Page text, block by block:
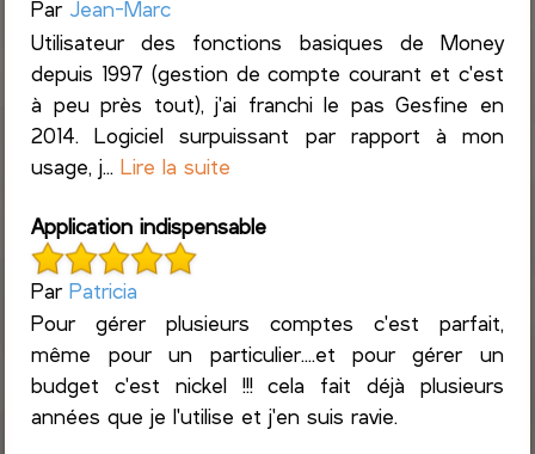
Par Jean-Marc
Utilisateur des fonctions basiques de Money
depuis 1997 (gestion de compte courant et c'est
à peu près tout), j'ai franchi le pas Gesfine en
2014. Logiciel surpuissant par rapport à mon
usage, j...Lire la suite
Application indispensable
ParPatricia
Pour gérer plusieurs comptes c'est parfait,
même pour un particulier....et pour gérer un
budget c'est nickel !!! cela fait déjà plusieurs
années que je l'utilise et j'en suis ravie.